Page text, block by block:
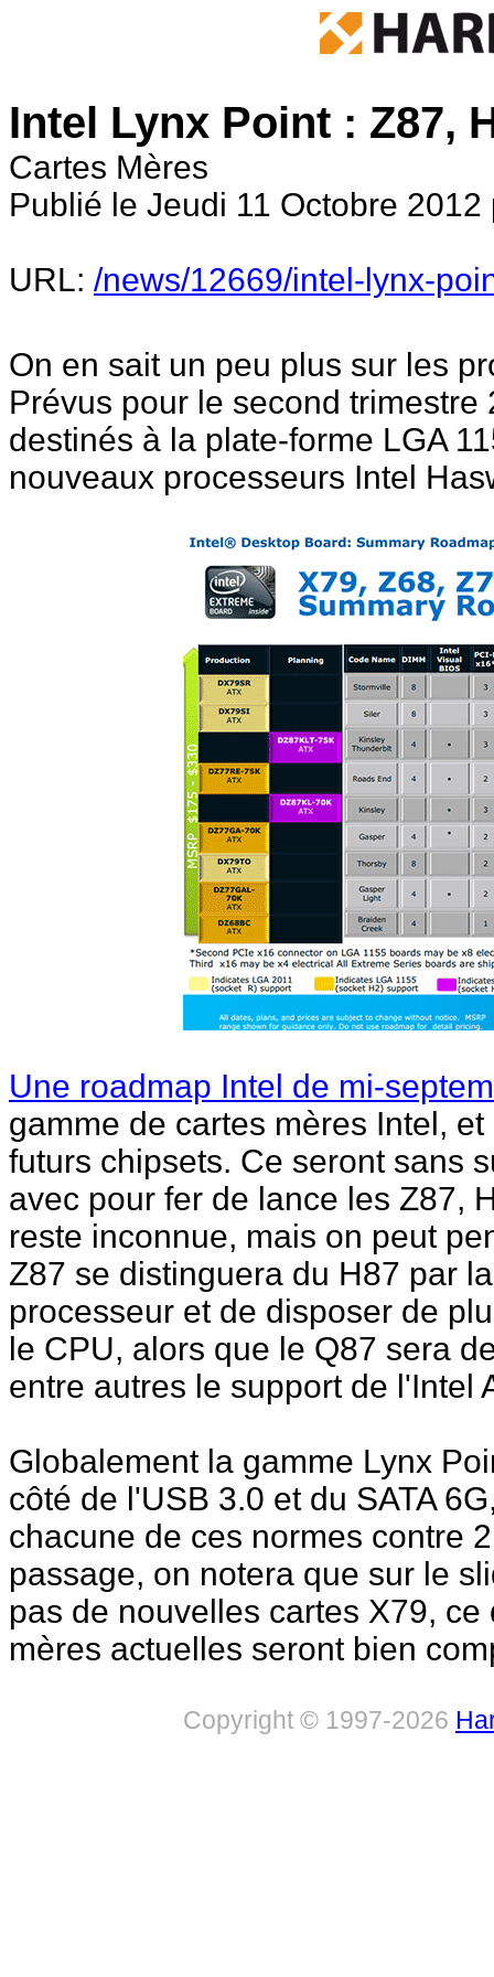
Intel Lynx Point : Z87,
Cartes Mères
Publié le Jeudi 11 Octobre
URL: /news/12669/intel-lynx-
On en sait un peu plus sur les
Prévus pour le second
destinés à la plate-forme LGA
nouveaux processeurs Intel
Une roadmap Intel de mi-
gamme de cartes mères Intel,
futurs chipsets. Ce seront sans
avec pour fer de lance les Z87,
reste inconnue, mais on peut
Z87 se distinguera du H87 par
processeur et de disposer de
le CPU, alors que le Q87 sera
entre autres le support de l'Intel
Globalement la gamme Lynx
côté de l'USB 3.0 et du SATA
chacune de ces normes contre
passage, on notera que sur le
pas de nouvelles cartes X79,
mères actuelles seront bien
Copyright © 1997-2026